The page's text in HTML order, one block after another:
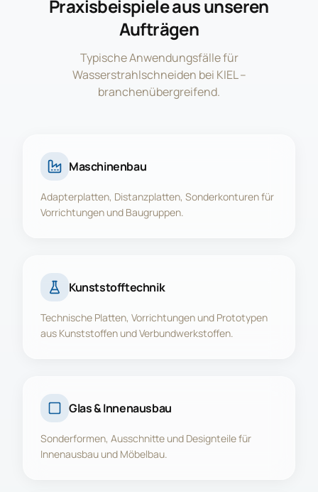
Praxisbeispiele aus unseren
Aufträgen
Typische Anwendungsfälle für
Wasserstrahlschneiden bei KIEL –
branchenübergreifend.
Maschinenbau
Adapterplatten, Distanzplatten, Sonderkonturen für
Vorrichtungen und Baugruppen.
Kunststofftechnik
Technische Platten, Vorrichtungen und Prototypen
aus Kunststoffen und Verbundwerkstoffen.
Glas & Innenausbau
Sonderformen, Ausschnitte und Designteile für
Innenausbau und Möbelbau.